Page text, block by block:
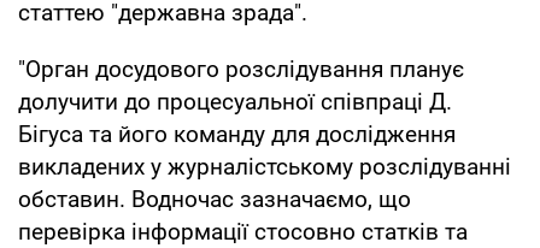
статтею "державна зрада".
"Орган досудового розслідування планує
долучити до процесуальної співпраці Д.
Бігуса та його команду для дослідження
викладених у журналістському розслідуванні
обставин. Водночас зазначаємо, що
перевірка інформації стосовно статків та